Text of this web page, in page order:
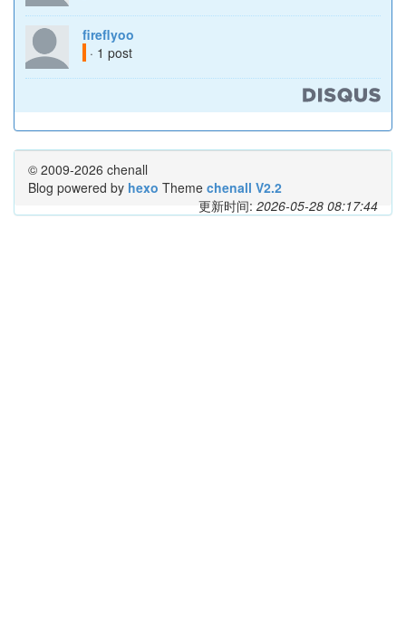
fireflyoo
· 1 post
© 2009-2026 chenall
Blog powered by hexo Theme chenall V2.2
更新时间: 2026-05-28 08:17:44